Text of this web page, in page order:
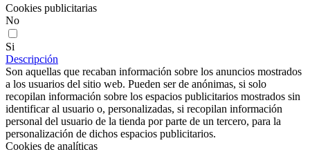
Cookies publicitarias
No
Si
Descripción
Son aquellas que recaban información sobre los anuncios mostrados
a los usuarios del sitio web. Pueden ser de anónimas, si solo
recopilan información sobre los espacios publicitarios mostrados sin
identificar al usuario o, personalizadas, si recopilan información
personal del usuario de la tienda por parte de un tercero, para la
personalización de dichos espacios publicitarios.
Cookies de analíticas